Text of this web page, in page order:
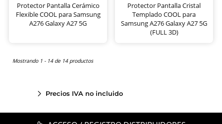
Protector Pantalla Cerámico
Flexible COOL para Samsung
A276 Galaxy A27 5G
Protector Pantalla Cristal
Templado COOL para
Samsung A276 Galaxy A27 5G
(FULL 3D)
Mostrando 1 - 14 de 14 productos
Precios IVA no incluido